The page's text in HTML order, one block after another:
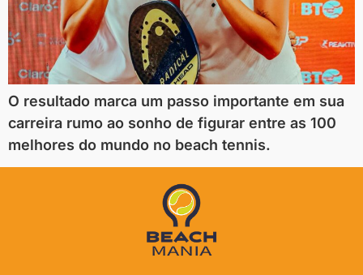
O resultado marca um passo importante em sua
carreira rumo ao sonho de figurar entre as 100
melhores do mundo no beach tennis.